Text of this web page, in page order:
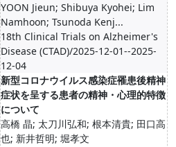
YOON Jieun; Shibuya Kyohei; Lim
Namhoon; Tsunoda Kenj...
18th Clinical Trials on Alzheimer's
Disease (CTAD)/2025-12-01--2025-
12-04
新型コロナウイルス感染症罹患後精神
症状を呈する患者の精神・心理的特徴
について
高橋 晶; 太刀川弘和; 根本清貴; 田口高
也; 新井哲明; 堀孝文